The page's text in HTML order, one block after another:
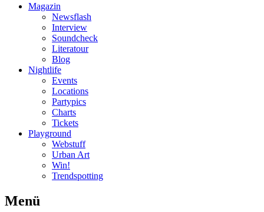
Magazin
Newsflash
Interview
Soundcheck
Literatour
Blog
Nightlife
Events
Locations
Partypics
Charts
Tickets
Playground
Webstuff
Urban Art
Win!
Trendspotting
Menü